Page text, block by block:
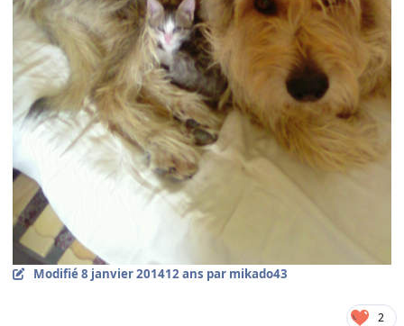
Modifié8 janvier 201412 ans par mikado43
2